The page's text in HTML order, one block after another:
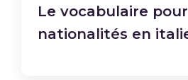
Le vocabulaire
nationalités en